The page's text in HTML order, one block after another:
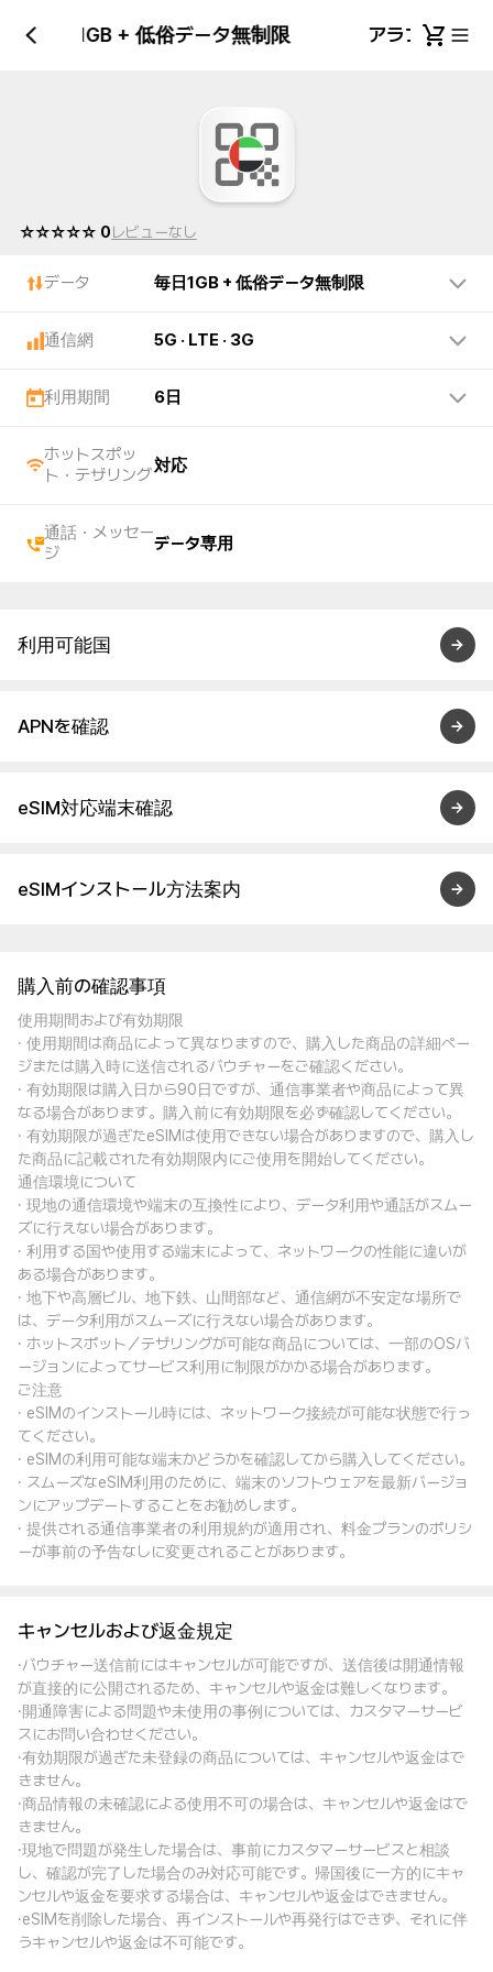
邦 毎日1GB + 低俗データ無制限 アラブ首長
☆☆☆☆☆ 0レビューなし
データ 毎日1GB + 低俗データ無制限
通信網 5G · LTE · 3G
利用期間 6日
ホットスポッ
ト・テザリング
対応
通話・メッセー
ジ
データ専用
利用可能国
APNを確認
eSIM対応端末確認
eSIMインストール方法案内
購入前の確認事項
使用期間および有効期限
· 使用期間は商品によって異なりますので、購入した商品の詳細ペー
ジまたは購入時に送信されるバウチャーをご確認ください。
· 有効期限は購入日から90日ですが、通信事業者や商品によって異
なる場合があります。購入前に有効期限を必ず確認してください。
· 有効期限が過ぎたeSIMは使用できない場合がありますので、購入し
た商品に記載された有効期限内にご使用を開始してください。
通信環境について
· 現地の通信環境や端末の互換性により、データ利用や通話がスムー
ズに行えない場合があります。
· 利用する国や使用する端末によって、ネットワークの性能に違いが
ある場合があります。
· 地下や高層ビル、地下鉄、山間部など、通信網が不安定な場所で
は、データ利用がスムーズに行えない場合があります。
· ホットスポット／テザリングが可能な商品については、一部のOSバ
ージョンによってサービス利用に制限がかかる場合があります。
ご注意
· eSIMのインストール時には、ネットワーク接続が可能な状態で行っ
てください。
· eSIMの利用可能な端末かどうかを確認してから購入してください。
· スムーズなeSIM利用のために、端末のソフトウェアを最新バージョ
ンにアップデートすることをお勧めします。
· 提供される通信事業者の利用規約が適用され、料金プランのポリシ
ーが事前の予告なしに変更されることがあります。
キャンセルおよび返金規定
·バウチャー送信前にはキャンセルが可能ですが、送信後は開通情報
が直接的に公開されるため、キャンセルや返金は難しくなります。
·開通障害による問題や未使用の事例については、カスタマーサービ
スにお問い合わせください。
·有効期限が過ぎた未登録の商品については、キャンセルや返金はで
きません。
·商品情報の未確認による使用不可の場合は、キャンセルや返金はで
きません。
·現地で問題が発生した場合は、事前にカスタマーサービスと相談
し、確認が完了した場合のみ対応可能です。帰国後に一方的にキャ
ンセルや返金を要求する場合は、キャンセルや返金はできません。
·eSIMを削除した場合、再インストールや再発行はできず、それに伴
うキャンセルや返金は不可能です。